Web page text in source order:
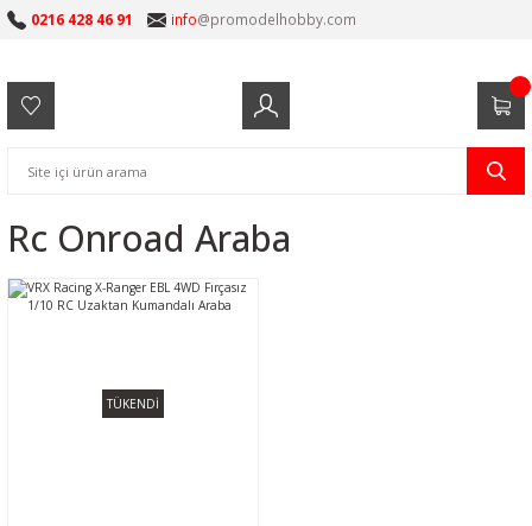
0216 428 46 91 info@promodelhobby.com
Rc Onroad Araba
TÜKENDİ